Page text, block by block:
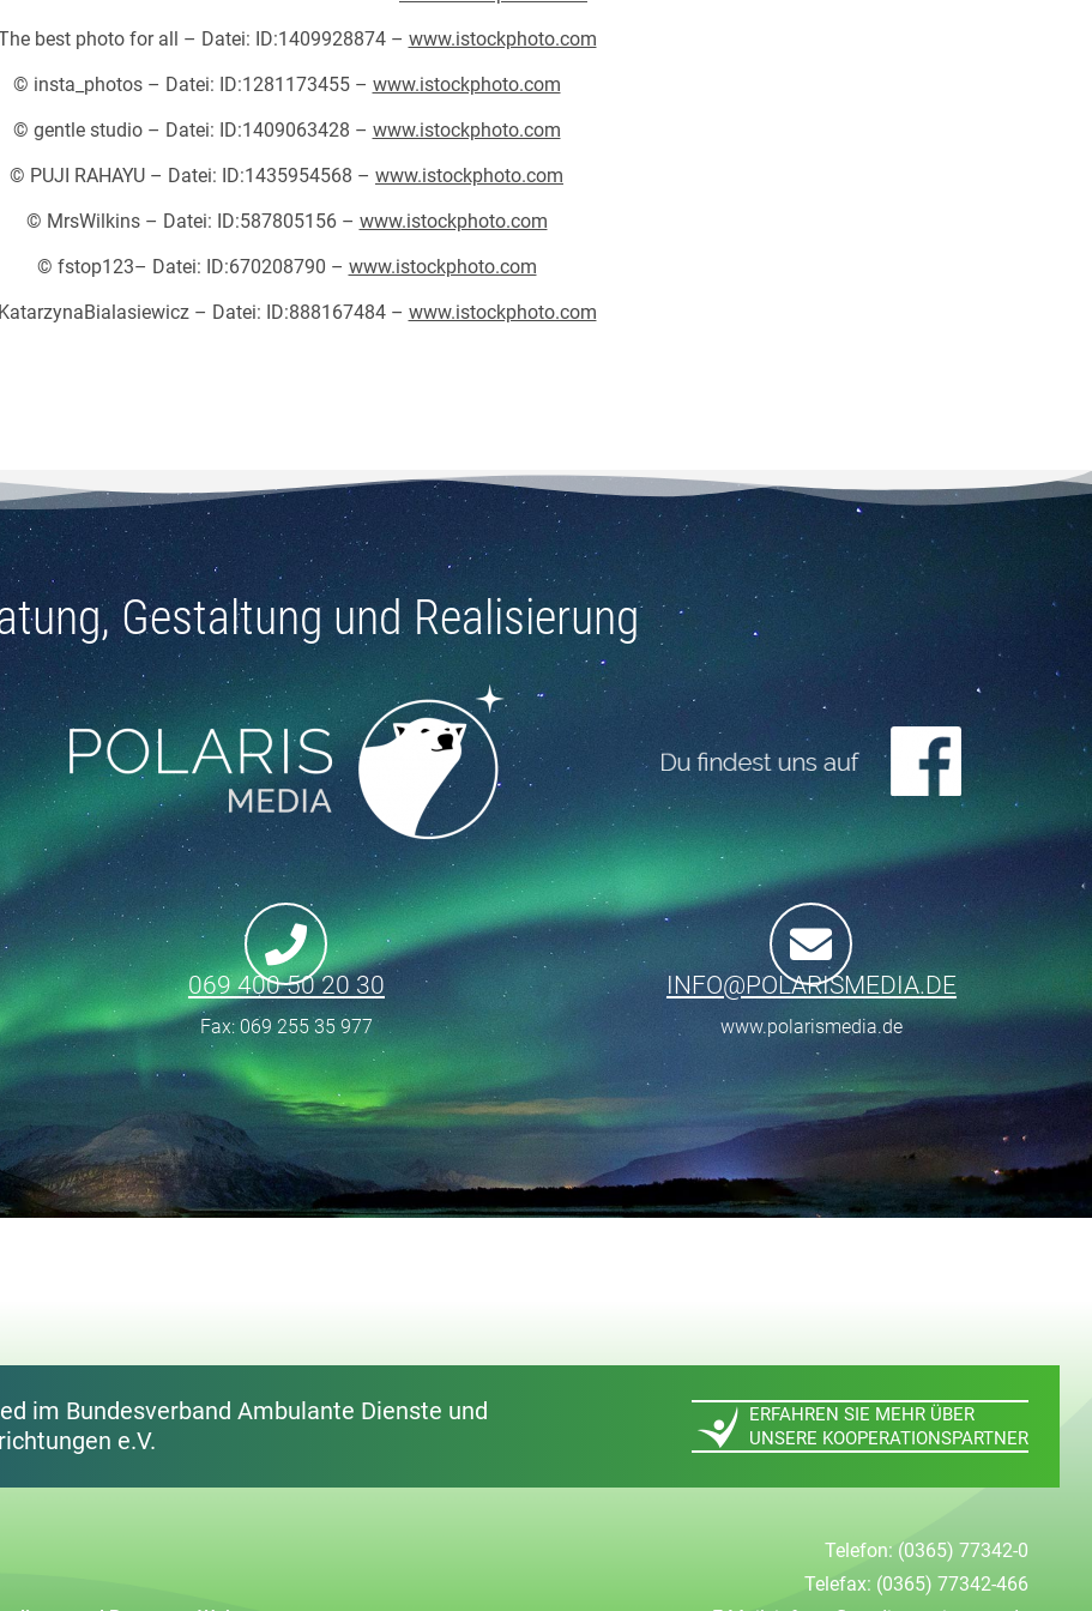
best photo for all – Datei: ID:1409928874 – www.istockphoto.com
© insta_photos – Datei: ID:1281173455 – www.istockphoto.com
© gentle studio – Datei: ID:1409063428 – www.istockphoto.com
© PUJI RAHAYU – Datei: ID:1435954568 – www.istockphoto.com
© MrsWilkins – Datei: ID:587805156 – www.istockphoto.com
© fstop123– Datei: ID:670208790 – www.istockphoto.com
KatarzynaBialasiewicz – Datei: ID:888167484 – www.istockphoto.com
Gestaltung und Realisierung
069 400 50 20 30
Fax: 069 255 35 977
INFO@POLARISMEDIA.DE
www.polarismedia.de
im Bundes­ver­band Ambulante Dienste und
e.V.
ERFAHREN SIE MEHR ÜBER
UNSERE KOOPERATIONSPARTNER
Telefon: (0365) 77342-0
Telefax: (0365) 77342-466